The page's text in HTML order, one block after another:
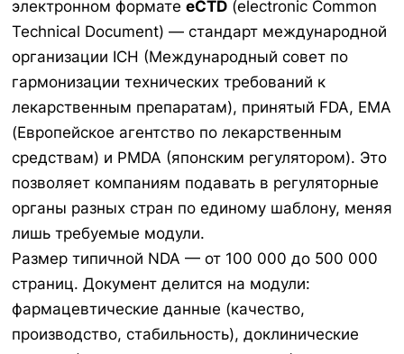
электронном формате eCTD (electronic Common
Technical Document) — стандарт международной
организации ICH (Международный совет по
гармонизации технических требований к
лекарственным препаратам), принятый FDA, EMA
(Европейское агентство по лекарственным
средствам) и PMDA (японским регулятором). Это
позволяет компаниям подавать в регуляторные
органы разных стран по единому шаблону, меняя
лишь требуемые модули.
Размер типичной NDA — от 100 000 до 500 000
страниц. Документ делится на модули:
фармацевтические данные (качество,
производство, стабильность), доклинические